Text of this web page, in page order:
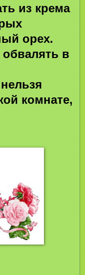
из крема
орех.
в
комнате,